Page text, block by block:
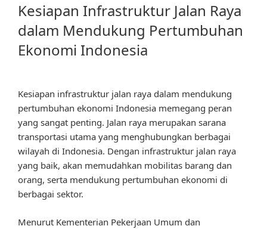
Kesiapan Infrastruktur Jalan Raya
dalam Mendukung Pertumbuhan
Ekonomi Indonesia
Kesiapan infrastruktur jalan raya dalam mendukung
pertumbuhan ekonomi Indonesia memegang peran
yang sangat penting. Jalan raya merupakan sarana
transportasi utama yang menghubungkan berbagai
wilayah di Indonesia. Dengan infrastruktur jalan raya
yang baik, akan memudahkan mobilitas barang dan
orang, serta mendukung pertumbuhan ekonomi di
berbagai sektor.
Menurut Kementerian Pekerjaan Umum dan